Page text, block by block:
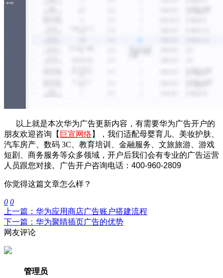
以上就是本次华为广告更新内容，有需要华为广告开户的
朋友欢迎咨询 【 巨宣网络】，我们适配母婴育儿、美妆护肤、
汽车房产、数码 3C、教育培训、金融服务、文旅旅游、游戏
短剧、商务服务等众多领域， 开户后我们会有专业的广告运营
人员跟您对接。
广告开户咨询电话：400-960-2809
你觉得这篇文章怎么样？
0 0
上一篇：华为应用商店广告账户搭建流程
下一篇：华为聚睛插页广告的优势
网友评论
管理员